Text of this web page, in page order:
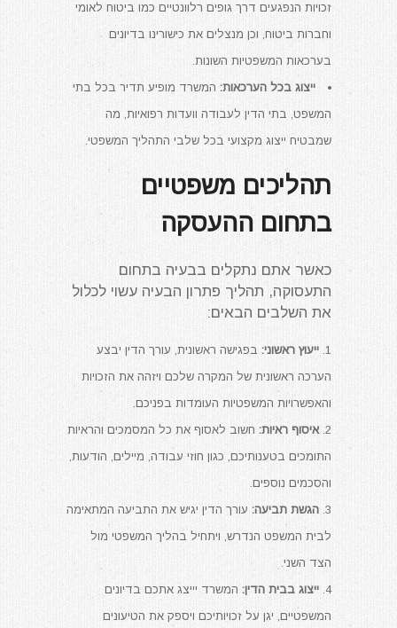
זכויות הנפגעים דרך גופים רלוונטיים כמו ביטוח לאומי
וחברות ביטוח, וכן מנצלים את כישורינו בדיונים
בערכאות המשפטיות השונות.
ייצוג בכל הערכאות: המשרד מופיע תדיר בכל בתי
המשפט, בתי הדין לעבודה וועדות רפואיות, מה
שמבטיח ייצוג מקצועי בכל שלבי התהליך המשפטי.
תהליכים משפטיים
בתחום ההעסקה
כאשר אתם נתקלים בבעיה בתחום
התעסוקה, תהליך פתרון הבעיה עשוי לכלול
את השלבים הבאים:
ייעוץ ראשוני: בפגישה ראשונית, עורך הדין יבצע
הערכה ראשונית של המקרה שלכם ויזהה את הזכויות
והאפשרויות המשפטיות העומדות בפניכם.
איסוף ראיות: חשוב לאסוף את כל המסמכים והראיות
התומכים בטענותיכם, כגון חוזי עבודה, מיילים, הודעות,
והסכמים נוספים.
הגשת תביעה: עורך הדין יגיש את התביעה המתאימה
לבית המשפט הנדרש, ויתחיל בהליך המשפטי מול
הצד השני.
ייצוג בבית הדין: המשרד יייצג אתכם בדיונים
המשפטיים, יגן על זכויותיכם ויספק את הטיעונים